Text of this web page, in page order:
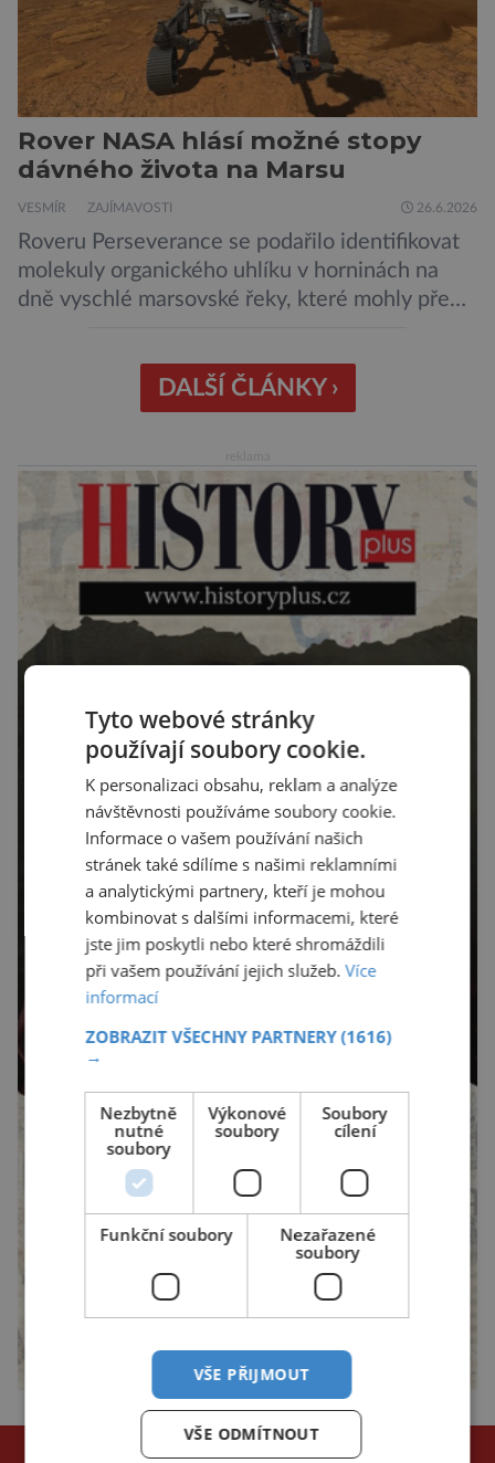
Rover NASA hlásí možné stopy
dávného života na Marsu
VESMÍR ZAJÍMAVOSTI 26.6.2026
Roveru Perseverance se podařilo identifikovat
molekuly organického uhlíku v horninách na
dně vyschlé marsovské řeky, které mohly před
Měření provedená přístrojem Sherloc,
umístěném na roveru Perseverance,
výchozů, což jsou vyhaslé podzemní lávové
proudy vystupující na povrch, sopky […]
DALŠÍ ČLÁNKY ›
NEJČTENĚJŠÍ ČLÁNKY
Tyto webové stránky
používají soubory cookie.
K personalizaci obsahu, reklam a analýze
návštěvnosti používáme soubory cookie.
Informace o vašem používání našich
stránek také sdílíme s našimi reklamními
a analytickými partnery, kteří je mohou
kombinovat s dalšími informacemi, které
jste jim poskytli nebo které shromáždili
při vašem používání jejich služeb.Více
informací
ZOBRAZIT VŠECHNY PARTNERY(1616)
→
Nezbytně
nutné
soubory
Výkonové
soubory
Soubory
cílení
Funkční soubory
Nezařazené
soubory
VŠE PŘIJMOUT
VŠE ODMÍTNOUT